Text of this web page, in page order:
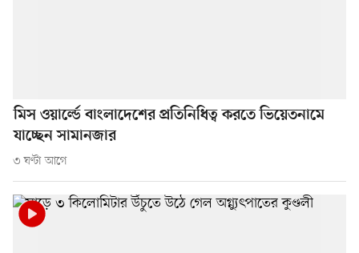
মিস ওয়ার্ল্ডে বাংলাদেশের প্রতিনিধিত্ব করতে ভিয়েতনামে
যাচ্ছেন সামানজার
৩ ঘণ্টা আগে